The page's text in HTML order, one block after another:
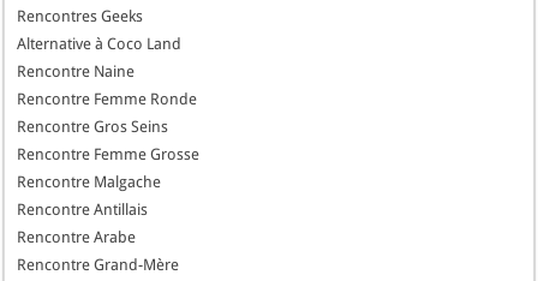
Rencontres Geeks
Alternative à Coco Land
Rencontre Naine
Rencontre Femme Ronde
Rencontre Gros Seins
Rencontre Femme Grosse
Rencontre Malgache
Rencontre Antillais
Rencontre Arabe
Rencontre Grand-Mère